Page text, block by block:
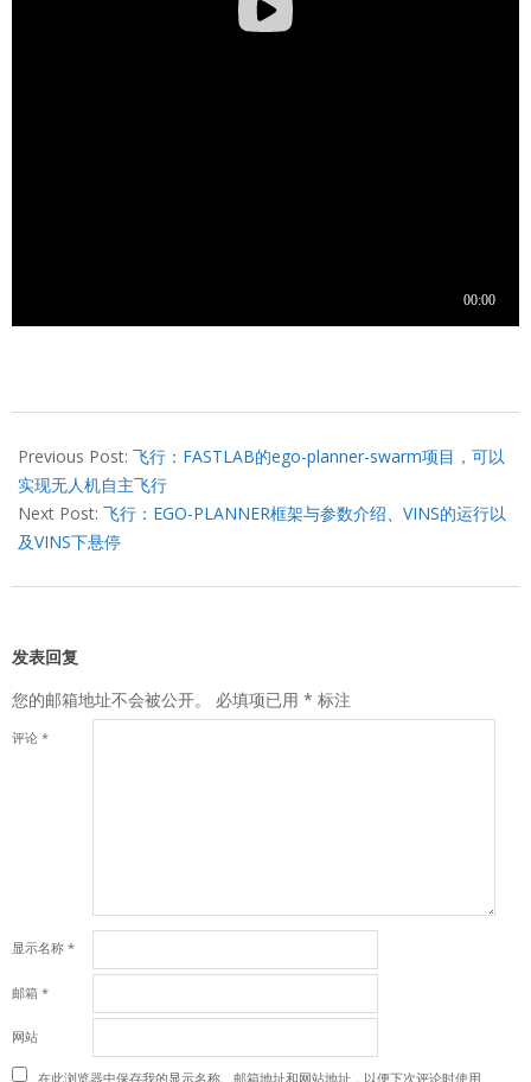
04-
16
Previous Post: 飞行：FASTLAB的ego-planner-swarm项目，可以
实现无人机自主飞行
Next Post: 飞行：EGO-PLANNER框架与参数介绍、VINS的运行以
及VINS下悬停
发表回复
您的邮箱地址不会被公开。
必填项已用 * 标注
评论 *
显示名称 *
邮箱 *
网站
在此浏览器中保存我的显示名称、邮箱地址和网站地址，以便下次评论时使用。